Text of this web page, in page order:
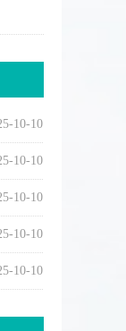
10-10
10-10
10-10
10-10
10-10